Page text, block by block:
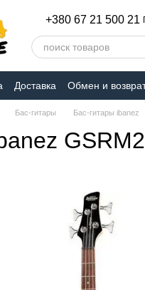
+380 67 21 500 21
Доставка Обмен и
Бас-гитары Бас-гитары ibanez